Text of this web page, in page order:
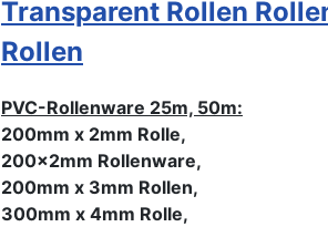
Transparent Rollen
Rollen
PVC-Rollenware 25m, 50m:
200mm x 2mm Rolle,
200x2mm Rollenware,
200mm x 3mm Rollen,
300mm x 4mm Rolle,